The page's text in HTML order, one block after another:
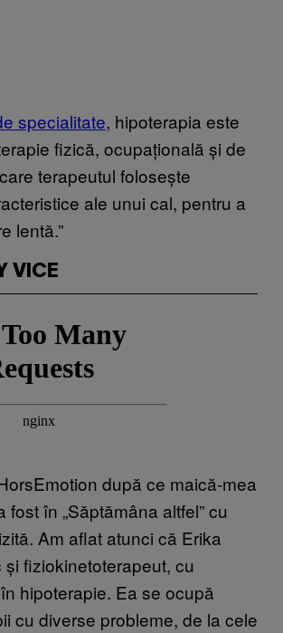
specialitate, hipoterapia este
fizică, ocupațională și de
terapeutul folosește
ale unui cal, pentru a
lentă.”
VICE
după ce maică-mea
fost în „Săptămâna altfel” cu
Am aflat atunci că Erika
fiziokinetoterapeut, cu
hipoterapie. Ea se ocupă
cu diverse probleme, de la cele